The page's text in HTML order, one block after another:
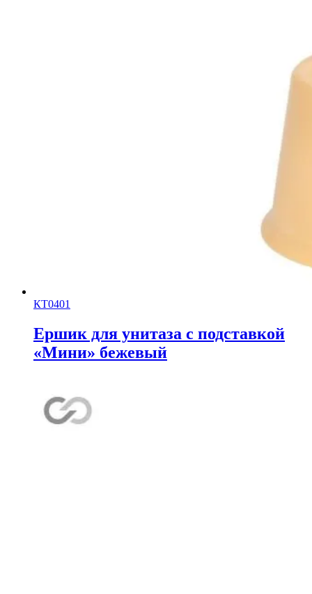
КТ0401
Ершик для унитаза с подставкой
«Мини» бежевый